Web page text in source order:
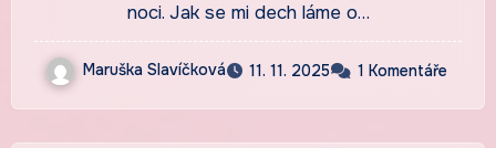
noci. Jak se mi dech láme o…
Maruška Slavíčková 11. 11. 2025 1 Komentáře